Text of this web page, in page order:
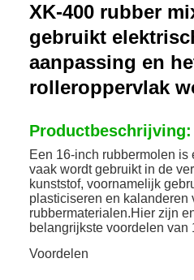
XK-400 rubber
gebruikt
aanpassing en
rolleroppervlak
Productbeschrijving:
Een 16-inch rubbermolen is
vaak wordt gebruikt in de
kunststof, voornamelijk
plasticiseren en kalanderen
rubbermaterialen.Hier zijn
belangrijkste voordelen van
Voordelen